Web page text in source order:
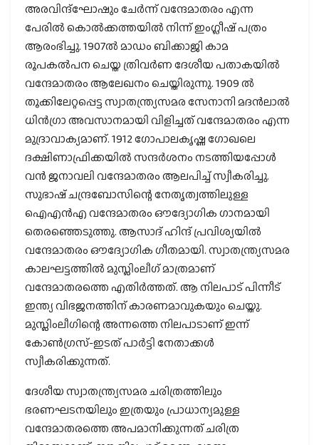
അരവിന്ദ്‌ഘോഷും ചേര്‍ന്ന് വന്ദേമാതരം എന്ന
പേരില്‍ കൊല്‍ക്കത്തയില്‍ നിന്ന് ഇംഗ്ലീഷ് പത്രം
ആരംഭിച്ചു. 1907ല്‍ മാഡം ബിക്കാജി കാമ
രൂപകല്‍പന ചെയ്ത ത്രിവര്‍ണ ദേശീയ പതാകയില്‍
വന്ദേമാതരം ആലേഖനം ചെയ്തിരുന്നു. 1909 ല്‍
തൂക്കിലേറ്റപ്പെട്ട സ്വാതന്ത്ര്യസമര സേനാനി മദന്‍ലാല്‍
ധിന്‍ഗ്രാ അവസാനമായി വിളിച്ചത് വന്ദേമാതരം എന്ന
മുദ്രാവാക്യമാണ്. 1912 ഗോപാലകൃഷ്ണ ഗോഖലെ
ദക്ഷിണാഫ്രിക്കയില്‍ സന്ദര്‍ശനം നടത്തിയപ്പോള്‍
വന്‍ ജനാവലി വന്ദേമാതരം ആലപിച്ച് സ്വീകരിച്ചു.
സുഭാഷ് ചന്ദ്രബോസിന്റെ നേതൃത്വത്തിലുള്ള
ഐഎന്‍എ വന്ദേമാതരം ഔദ്യോഗിക ഗാനമായി
തെരഞ്ഞെടുത്തു. ആസാദ് ഹിന്ദ് പ്രവിശ്യയില്‍
വന്ദേമാതരം ഔദ്യോഗിക ഗീതമായി. സ്വാതന്ത്ര്യസമര
കാലഘട്ടത്തില്‍ മുസ്ലിംലീഗ് മാത്രമാണ്
വന്ദേമാതരത്തെ എതിര്‍ത്തത്. ആ നിലപാട് പിന്നീട്
ഇന്ത്യ വിഭജനത്തിന് കാരണമാവുകയും ചെയ്തു.
മുസ്ലിംലീഗിന്റെ അന്നത്തെ നിലപാടാണ് ഇന്ന്
കോണ്‍ഗ്രസ്-ഇടത് പാര്‍ട്ടി നേതാക്കള്‍
സ്വീകരിക്കുന്നത്.
ദേശീയ സ്വാതന്ത്ര്യസമര ചരിത്രത്തിലും
ഭരണഘടനയിലും ഇത്രയും പ്രാധാന്യമുള്ള
വന്ദേമാതരത്തെ അപമാനിക്കുന്നത് ചരിത്ര